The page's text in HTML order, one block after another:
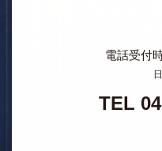
電話受付
TEL